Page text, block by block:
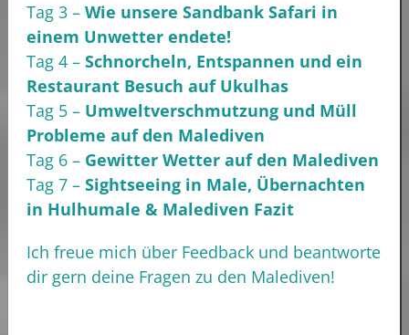
Tag 3 – Wie unsere Sandbank Safari in
einem Unwetter endete!
Tag 4 – Schnorcheln, Entspannen und ein
Restaurant Besuch auf Ukulhas
Tag 5 – Umweltverschmutzung und Müll
Probleme auf den Malediven
Tag 6 – Gewitter Wetter auf den Malediven
Tag 7 – Sightseeing in Male, Übernachten
in Hulhumale & Malediven Fazit
Ich freue mich über Feedback und beantworte
dir gern deine Fragen zu den Malediven!